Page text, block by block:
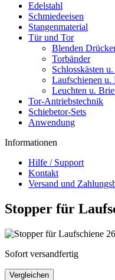
Edelstahl
Schmiedeeisen
Stangenmaterial
Tür und Tor
Blenden
Torbänder
Schlosskästen
Laufschienen u.
Leuchten u.
Tor-Antriebstechnik
Schiebetor-Sets
Anwendung
Informationen
Hilfe / Support
Kontakt
Versand und
Stopper für
Sofort versandfertig
Vergleichen